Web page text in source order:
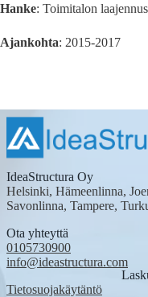
Hanke: Toimitalon laajennus
Ajankohta: 2015-2017
IdeaStructura Oy
Helsinki, Hämeenlinna,
Savonlinna, Tampere,
Ota yhteyttä
0105730900
info@ideastructura.com
Tietosuojakäytäntö